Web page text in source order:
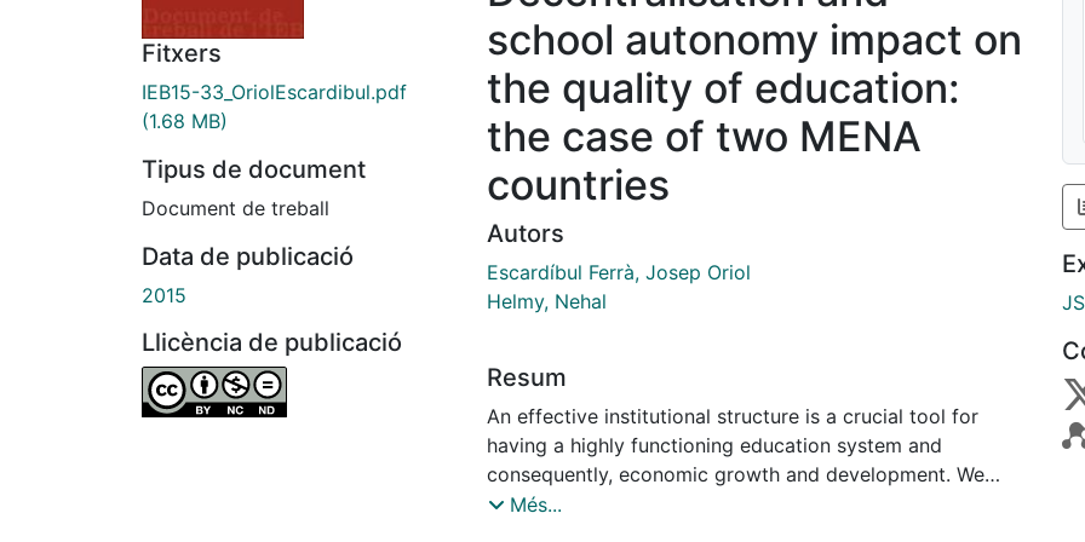
Fitxers
IEB15-33_OriolEscardibul.pdf
(1.68 MB)
Tipus de document
Document de treball
Data de publicació
2015
Llicència de publicació
school autonomy impact on
the quality of education:
the case of two MENA
countries
Autors
Escardíbul Ferrà, Josep Oriol
Helmy, Nehal
Resum
An effective institutional structure is a crucial tool for
having a highly functioning education system and
consequently, economic growth and development. We
analyse the effects of decentralisation and school
Més...